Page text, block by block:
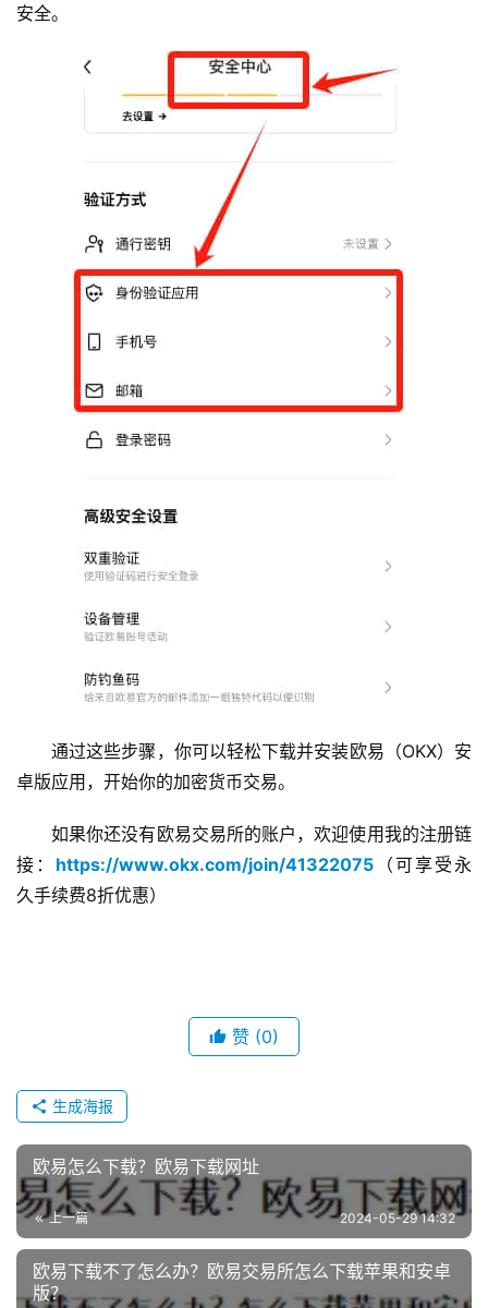
安全。
通过这些步骤，你可以轻松下载并安装欧易（OKX）安
卓版应用，开始你的加密货币交易。
如果你还没有欧易交易所的账户，欢迎使用我的注册链
接： https://www.okx.com/join/41322075 （可享受永
久手续费8折优惠）
赞 (0)
生成海报
欧易怎么下载？欧易下载网址
上一篇 2024-05-29 14:32
欧易下载不了怎么办？欧易交易所怎么下载苹果和安卓
版？